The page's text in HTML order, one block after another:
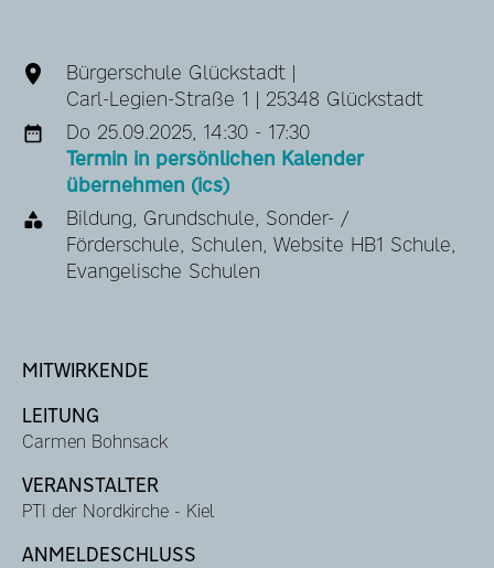
Bürgerschule Glückstadt |
Carl-Legien-Straße 1 | 25348 Glückstadt
Do 25.09.2025, 14:30 - 17:30
Termin in persönlichen Kalender
übernehmen (ics)
Bildung, Grundschule, Sonder- /
Förderschule, Schulen, Website HB1 Schule,
Evangelische Schulen
MITWIRKENDE
LEITUNG
Carmen Bohnsack
VERANSTALTER
PTI der Nordkirche - Kiel
ANMELDESCHLUSS